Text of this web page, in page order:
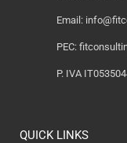
Email:
PEC:
P. IVA
QUICK LINKS